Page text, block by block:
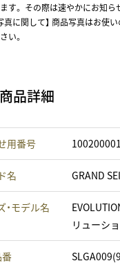
す。 その際は速やかにお知
真に関して】 商品写真はお使
い。
商品詳細
用番号
名 GRAND
・モデル名
リューシ
番